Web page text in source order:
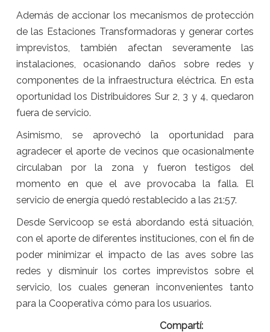
Además de accionar los mecanismos de protección
de las Estaciones Transformadoras y generar cortes
imprevistos, también afectan severamente las
instalaciones, ocasionando daños sobre redes y
componentes de la infraestructura eléctrica. En esta
oportunidad los Distribuidores Sur 2, 3 y 4, quedaron
fuera de servicio.
Asimismo, se aprovechó la oportunidad para
agradecer el aporte de vecinos que ocasionalmente
circulaban por la zona y fueron testigos del
momento en que el ave provocaba la falla. El
servicio de energía quedó restablecido a las 21:57.
Desde Servicoop se está abordando está situación,
con el aporte de diferentes instituciones, con el fin de
poder minimizar el impacto de las aves sobre las
redes y disminuir los cortes imprevistos sobre el
servicio, los cuales generan inconvenientes tanto
para la Cooperativa cómo para los usuarios.
Compartí: